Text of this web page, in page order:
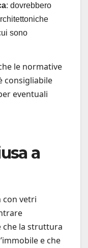
: dovrebbero
sono
le normative
consigliabile
eventuali
a
con vetri
che la struttura
e che